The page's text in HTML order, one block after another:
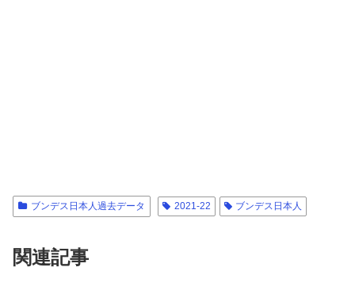
ブンデス日本人過去データ 2021-22 ブンデス日本人
関連記事